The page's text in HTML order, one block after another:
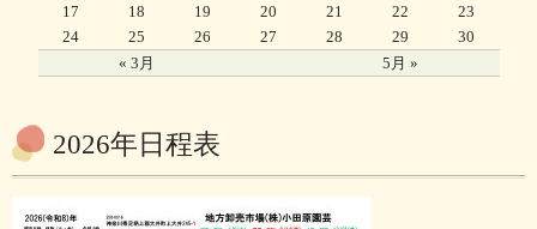
« 3月 5月 »
17
18 19 20 21 22
23
24
25 26 27 28 29 30
2026年日程表